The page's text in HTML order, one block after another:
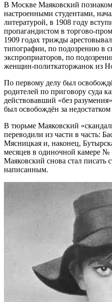
В Москве Маяковский
настроенными студентами,
литературой, в 1908 году
пропагандистом в торгово-
1909 годах трижды
типографии, по подозрению в
экспроприаторов, по
женщин-политкаторжанок из
По первому делу был
родителей по приговору суда
действовавший «без
был освобождён за недостатком
В тюрьме Маяковский
переводили из части в часть:
Мясницкая и, наконец,
месяцев в одиночной камере
Маяковский снова стал писать
написанным.